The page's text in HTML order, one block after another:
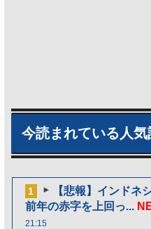
今読まれている人
1
【悲報】インドネ
前年の赤字を上回っ...
21:15